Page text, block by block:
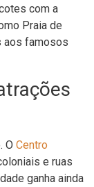
com a
Praia de
aos famosos
O Centro
e ruas
ganha ainda